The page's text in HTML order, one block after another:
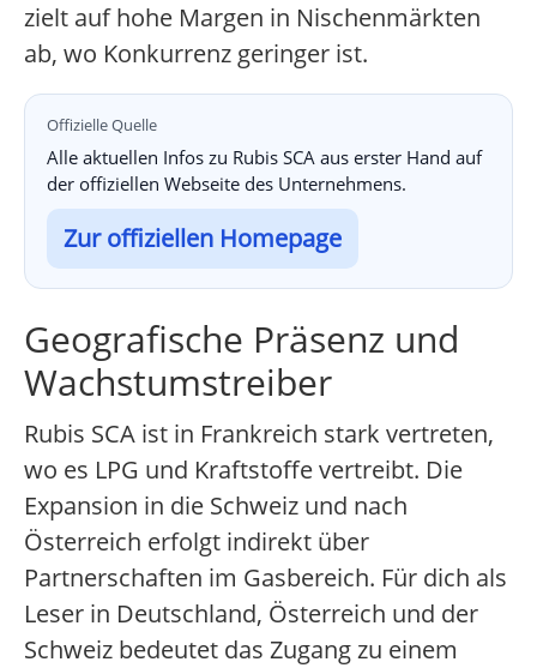
zielt auf hohe Margen in Nischenmärkten
ab, wo Konkurrenz geringer ist.
Offizielle Quelle
Alle aktuellen Infos zu Rubis SCA aus erster Hand auf
der offiziellen Webseite des Unternehmens.
Zur offiziellen Homepage
Geografische Präsenz und
Wachstumstreiber
Rubis SCA ist in Frankreich stark vertreten,
wo es LPG und Kraftstoffe vertreibt. Die
Expansion in die Schweiz und nach
Österreich erfolgt indirekt über
Partnerschaften im Gasbereich. Für dich als
Leser in Deutschland, Österreich und der
Schweiz bedeutet das Zugang zu einem